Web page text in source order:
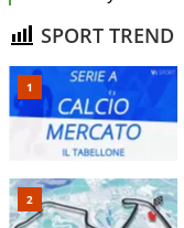
SPORT TREND